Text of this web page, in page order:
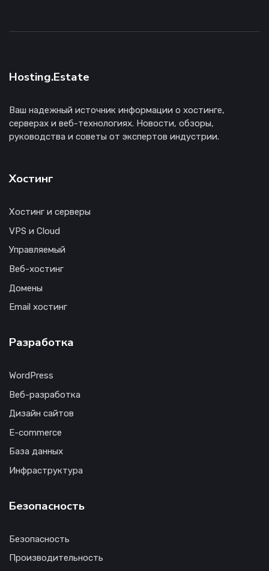
Hosting.Estate
Ваш надежный источник информации о хостинге,
серверах и веб-технологиях. Новости, обзоры,
руководства и советы от экспертов индустрии.
Хостинг
Хостинг и серверы
VPS и Cloud
Управляемый
Веб-хостинг
Домены
Email хостинг
Разработка
WordPress
Веб-разработка
Дизайн сайтов
E-commerce
База данных
Инфраструктура
Безопасность
Безопасность
Производительность